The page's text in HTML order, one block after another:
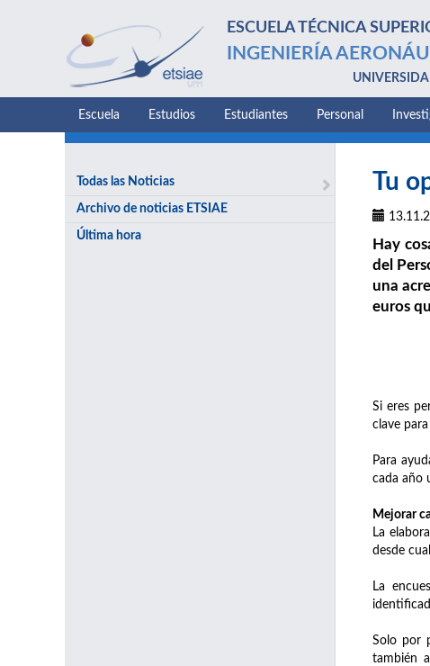
ESCUELA TÉCNICA
INGENIERÍA
Escuela Estudios Estudiantes Personal
Todas las Noticias
Archivo de noticias ETSIAE
Última hora
Tu
Hay
del
una
euros
Si eres
clave
Para
cada año
Mejorar
La
desde
La
Solo por
también